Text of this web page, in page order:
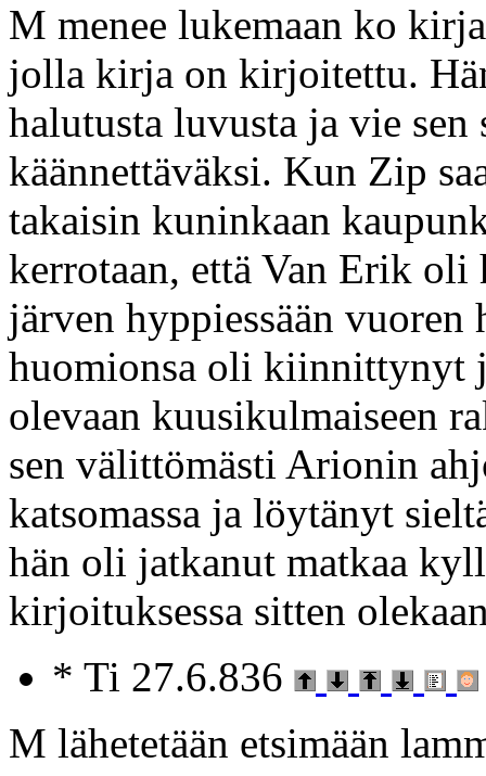
M menee lukemaan ko
jolla kirja on kirjoitettu.
halutusta luvusta ja vie
käännettäväksi. Kun Zip
takaisin kuninkaan
kerrotaan, että Van Erik oli
järven hyppiessään
huomionsa oli kiinnittynyt
olevaan kuusikulmaiseen
sen välittömästi Arionin
katsomassa ja löytänyt
hän oli jatkanut matkaa
kirjoituksessa sitten
* Ti 27.6.836
M lähetetään etsimään